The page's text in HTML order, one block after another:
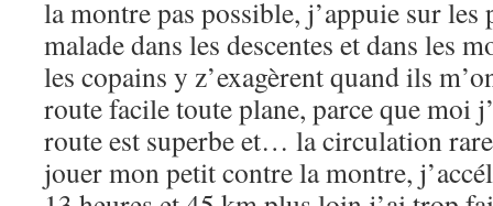
la montre pas possible, j’appuie sur les
malade dans les descentes et dans les
les copains y z’exagèrent quand ils
route facile toute plane, parce que moi
route est superbe et… la circulation
jouer mon petit contre la montre,